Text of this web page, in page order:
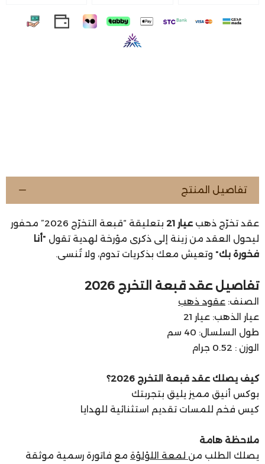
تفاصيل المنتج
عقد تخرّج ذهبعيار 21
بتعليقة “قبعة التخرّج 2026” محفور
ليحول العقد من زينة إلى ذكرى مؤرخة لهدية تقول "أنا
فخورة بك" وتعيش معك بذكريات تدوم، ولا تُنسى.
تفاصيل عقد قبعة التخرج 2026
الصنف: عقود ذهب
عيار الذهب: عيار 21
طول السلسال: 40 سم
الوزن : 0.52 جرام
كيف يصلك عقد قبعة التخرج 2026؟
بوكس أنيق مميز يليق بتجربتك
كيس فخم للمسات تقديم استثنائية للهدايا
ملاحظة هامة
يصلك الطلب من لمعة اللؤلؤة مع فاتورة رسمية موثقة